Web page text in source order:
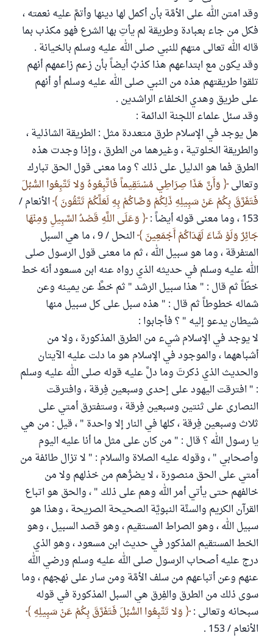
وقد امتن الله على الأمَّة بأن أكمل لها دينها وأتمَّ عليه نعمته ،
فكل من جاء بعبادة وطريقة لم يأتِ بها الشرع فهو مكذب بما
قاله الله تعالى متهم للنبي صلى الله عليه وسلم بالخيانة .
وقد يكون مع ابتداعهم هذا كذبٌ أيضاً بأن زعم زاعمهم أنهم
تلقوا طريقتهم هذه من النبي صلى الله عليه وسلم أو أنهم
على طريق وهدي الخلفاء الراشدين .
وقد سئل علماء اللجنة الدائمة :
هل يوجد في الإسلام طرق متعددة مثل : الطريقة الشاذلية ،
والطريقة الخلوتية ، وغيرهما من الطرق ، وإذا وجدت هذه
الطرق فما هو الدليل على ذلك ؟ وما معنى قول الحق تبارك
وتعالى
وَأَنَّ هَذَا صِرَاطِي مُسْتَقِيماً فَاتَّبِعُوهُ وَلا تَتَّبِعُوا السُّبُلَ
فَتَفَرَّقَ بِكُمْ عَنْ سَبِيلِهِ ذَلِكُمْ وَصَّاكُمْ بِهِ لَعَلَّكُمْ تَتَّقُونَ الأنعام /
153 ، وما معنى قوله أيضاً :
وَعَلَى اللَّهِ قَصْدُ السَّبِيلِ وَمِنْهَا
جَائِرٌ وَلَوْ شَاءَ لَهَدَاكُمْ أَجْمَعِينَ
النحل / 9 ، ما هي السبل
المتفرقة ، وما هو سبيل الله ، ثم ما معنى قول الرسول صلى
الله عليه وسلم في حديثه الذي رواه عنه ابن مسعود أنه خط
خطّاً ثم قال : " هذا سبيل الرشد " ثم خطَّ عن يمينه وعن
شماله خطوطاً ثم قال : " هذه سبل على كل سبيل منها
شيطان يدعو إليه " ؟ فأجابوا :
لا يوجد في الإسلام شيء من الطرق المذكورة ، ولا من
أشباههما ، والموجود في الإسلام هو ما دلت عليه الآيتان
والحديث الذي ذكرتَ وما دلَّ عليه قوله صلى الله عليه وسلم
: " افترقت اليهود على إحدى وسبعين فِرقة ، وافترقت
النصارى على ثنتين وسبعين فِرقة ، وستفترق أمتي على
ثلاث وسبعين فِرقة ، كلها في النار إلا واحدة " ، قيل : من هي
يا رسول الله ؟ قال : " من كان على مثل ما أنا عليه اليوم
وأصحابي " ، وقوله عليه الصلاة والسلام : " لا تزال طائفة من
أمتي على الحق منصورة ، لا يضرُّهم من خذلهم ولا من
خالفهم حتى يأتي أمر الله وهم على ذلك " ، والحق هو اتباع
القرآن الكريم والسنَّة النبويَّة الصحيحة الصريحة ، وهذا هو
سبيل الله ، وهو الصراط المستقيم ، وهو قصد السبيل ، وهو
الخط المستقيم المذكور في حديث ابن مسعود ، وهو الذي
درج عليه أصحاب الرسول صلى الله عليه وسلم ورضي الله
عنهم وعن أتباعهم من سلف الأمَّة ومن سار على نهجهم ، وما
سوى ذلك من الطرق والفِرق هي السبل المذكورة في قوله
سبحانه وتعالى :
وَلا تَتَّبِعُوا السُّبُلَ فَتَفَرَّقَ بِكُمْ عَنْ سَبِيلِهِ
الأنعام / 153 .